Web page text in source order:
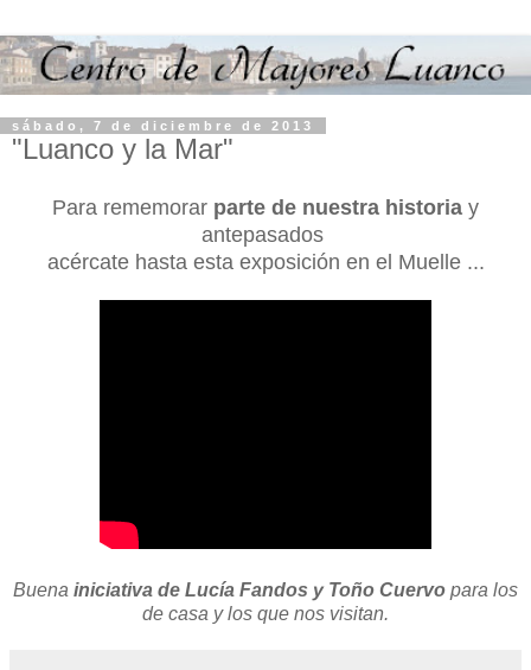
sábado, 7 de diciembre de 2013
"Luanco y la Mar"
Para rememorar parte de nuestra historia y
antepasados
acércate hasta esta exposición en el Muelle ...
Buena iniciativa de Lucía Fandos y Toño Cuervo para los
de casa y los que nos visitan.